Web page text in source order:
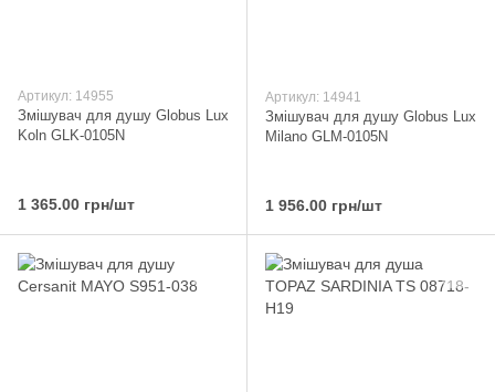
Артикул: 14955
Змішувач для душу Globus Lux
Koln GLK-0105N
1 365.00 грн/шт
Артикул: 14941
Змішувач для душу Globus Lux
Milano GLM-0105N
1 956.00 грн/шт